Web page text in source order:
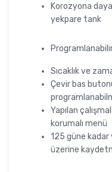
Korozyona
yekpare tank
Sıcaklık ve
Çevir bas
Yapılan
korumalı menü
125 güne kadar
üzerine